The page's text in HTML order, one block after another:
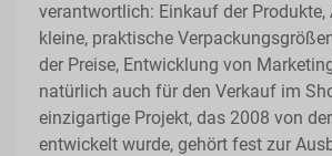
verantwortlich: Einkauf der
kleine, praktische
der Preise, Entwicklung von
natürlich auch für den Verkauf im
einzigartige Projekt, das 2008 von
entwickelt wurde, gehört fest zur